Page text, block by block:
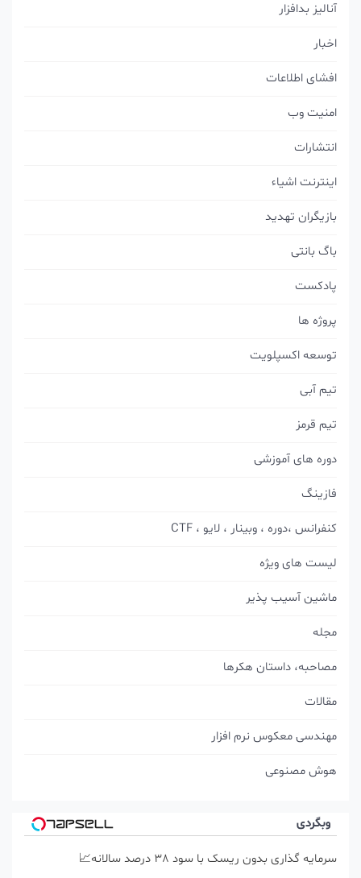
آنالیز بدافزار
افشای اطلاعات
امنیت وب
انتشارات
اینترنت اشیاء
بازیگران تهدید
باگ بانتی
پادکست
پروژه ها
توسعه اکسپلویت
تیم آبی
تیم قرمز
دوره های آموزشی
فازینگ
کنفرانس ،دوره ، وبینار ، لایو ، CTF
لیست های ویژه
ماشین آسیب پذیر
مصاحبه، داستان هکرها
مقالات
مهندسی معکوس نرم افزار
هوش مصنوعی
وبگردی
سرمایه گذاری بدون ریسک با سود 38 درصد سالانه📈